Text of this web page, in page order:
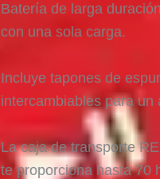
Batería de larga
con una sola carga.
Incluye tapones de
intercambiables para un
La caja de transporte
te proporciona hasta 70